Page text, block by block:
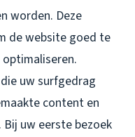
worden. Deze
de website goed te
uw surfgedrag
content en
uw eerste bezoek